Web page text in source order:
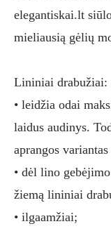
elegantiskai.lt
mieliausią gėlių
Lininiai drabužiai:
• leidžia odai
laidus audinys.
aprangos
• dėl lino
žiemą lininiai
• ilgaamžiai;